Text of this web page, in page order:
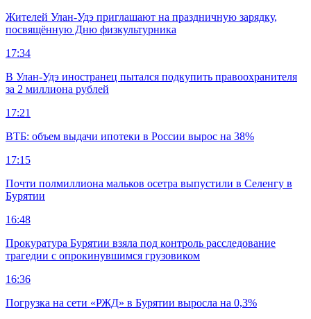
Жителей Улан-Удэ приглашают на праздничную зарядку,
посвящённую Дню физкультурника
17:34
В Улан-Удэ иностранец пытался подкупить правоохранителя
за 2 миллиона рублей
17:21
ВТБ: объем выдачи ипотеки в России вырос на 38%
17:15
Почти полмиллиона мальков осетра выпустили в Селенгу в
Бурятии
16:48
Прокуратура Бурятии взяла под контроль расследование
трагедии с опрокинувшимся грузовиком
16:36
Погрузка на сети «РЖД» в Бурятии выросла на 0,3%